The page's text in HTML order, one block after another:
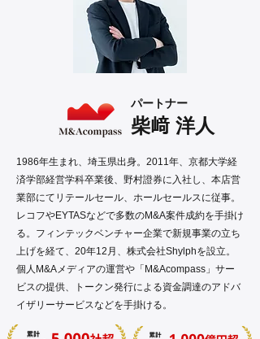
パートナー
柴﨑 洋人
1986年生まれ、埼玉県出身。2011年、京都大学経
済学部経営学科卒業後、野村證券に入社し、本店営
業部にてリテールセール、ホールセールスに従事。
レコフやEYTASなどで多数のM&A案件成約を手掛け
る。フィンテックベンチャー企業で新規事業の立ち
上げを経て、20年12月、株式会社Shylphを設立。
個人M&Aメディアの運営や「M&Acompass」サー
ビスの提供、トークン発行による資金調達のアドバ
イザリーサービスなどを手掛ける。